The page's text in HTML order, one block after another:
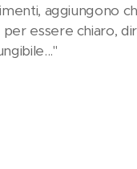
aggiungono
essere chiaro,